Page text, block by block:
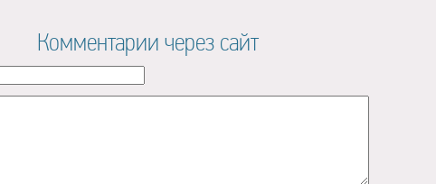
Комментарии через сайт